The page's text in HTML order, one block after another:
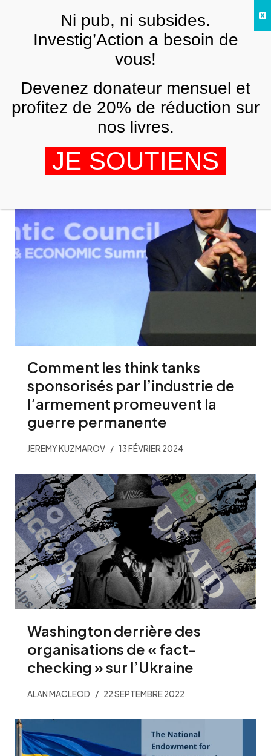
Comment les think tanks
sponsorisés par l’industrie de
l’armement promeuvent la
guerre permanente
JEREMY KUZMAROV 13 FÉVRIER 2024
Washington derrière des
organisations de « fact-
checking » sur l’Ukraine
ALAN MACLEOD 22 SEPTEMBRE 2022
FRNi pub, ni subsides.
Investig’Action a besoin de
vous!
Devenez donateur mensuel et
profitez de 20% de réduction sur
nos livres.
JE SOUTIENS